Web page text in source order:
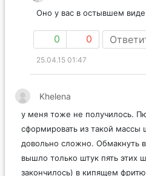
Оно у вас в остывшем
0 0
25.04.15 01:47
Khelena
у меня тоже не получилось.
сформировать из такой массы
довольно сложно. Обмакнуть
вышло только штук пять этих
закончилось) в кипящем